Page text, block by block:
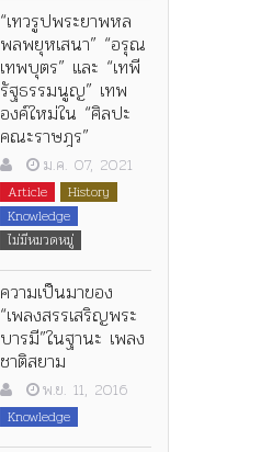
“เทวรูปพระยาพหล
พลพยุหเสนา” “อรุณ
เทพบุตร” และ “เทพี
รัฐธรรมนูญ” เทพ
องค์ใหม่ใน “ศิลปะ
คณะราษฎร”
ม.ค. 07, 2021
Article
History
Knowledge
ไม่มีหมวดหมู่
ความเป็นมาของ
“เพลงสรรเสริญพระ
บารมี”ในฐานะ เพลง
ชาติสยาม
พ.ย. 11, 2016
Knowledge